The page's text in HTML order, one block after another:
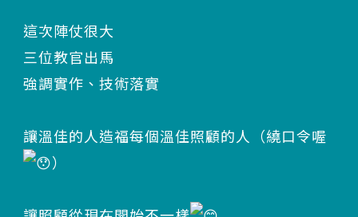
這次陣仗很大
三位教官出馬
強調實作、技術落實
讓溫佳的人造福每個溫佳照顧的人（繞口令喔
）